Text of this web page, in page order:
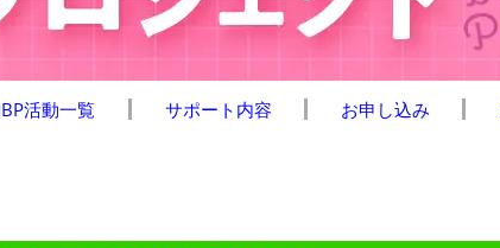
活動一覧 サポート内容 お申し込み